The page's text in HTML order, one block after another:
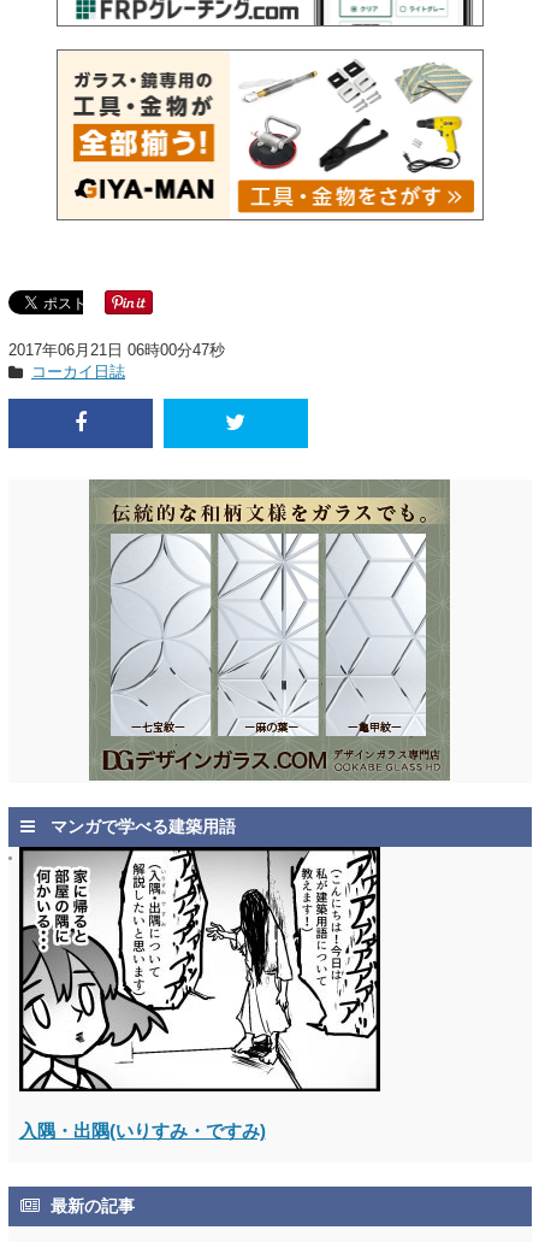
2017年06月21日 06時00分47秒
コーカイ日誌
マンガで学べる建築用語
入隅・出隅(いりすみ・ですみ)
最新の記事